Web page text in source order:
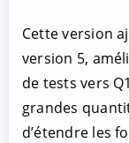
Cette version
version 5,
de tests vers
grandes
d’étendre les